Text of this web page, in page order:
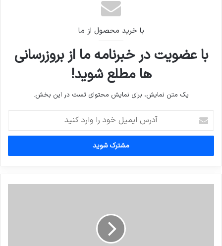
با خرید محصول از ما
با عضویت در خبرنامه ما از بروزرسانی
ها مطلع شوید!
یک متن نمایش، برای نمایش محتوای تست در این بخش.
ایمیل
خود
وارد
کنید